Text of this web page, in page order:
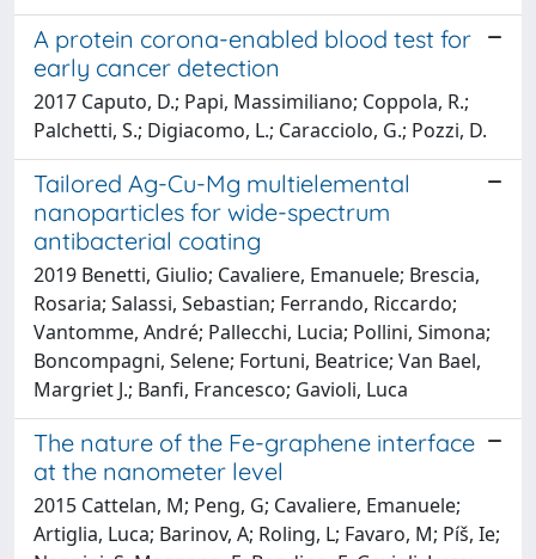
A protein corona-enabled blood test for
early cancer detection
2017 Caputo, D.; Papi, Massimiliano; Coppola, R.;
Palchetti, S.; Digiacomo, L.; Caracciolo, G.; Pozzi, D.
Tailored Ag-Cu-Mg multielemental
nanoparticles for wide-spectrum
antibacterial coating
2019 Benetti, Giulio; Cavaliere, Emanuele; Brescia,
Rosaria; Salassi, Sebastian; Ferrando, Riccardo;
Vantomme, André; Pallecchi, Lucia; Pollini, Simona;
Boncompagni, Selene; Fortuni, Beatrice; Van Bael,
Margriet J.; Banfi, Francesco; Gavioli, Luca
The nature of the Fe-graphene interface
at the nanometer level
2015 Cattelan, M; Peng, G; Cavaliere, Emanuele;
Artiglia, Luca; Barinov, A; Roling, L; Favaro, M; Píš, Ie;